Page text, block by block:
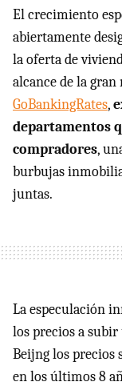
El crecimiento
abiertamente
la oferta de
alcance de la
GoBankingRates,
departamentos
compradores,
burbujas
juntas.
La especulación
los precios a subir
Beijng los precios
en los últimos 8